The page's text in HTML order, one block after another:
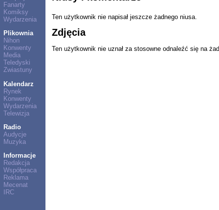
Fanarty
Komiksy
Wydarzenia
Plikownia
Nihon
Konwenty
Media
Teledyski
Zwiastuny
Kalendarz
Rynek
Konwenty
Wydarzenia
Telewizja
Radio
Audycje
Muzyka
Informacje
Redakcja
Współpraca
Reklama
Mecenat
IRC
Ten użytkownik nie napisał jeszcze żadnego niusa.
Zdjęcia
Ten użytkownik nie uznał za stosowne odnaleźć się na